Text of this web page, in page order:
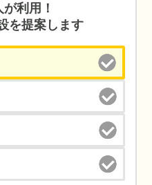
利用！
を提案します